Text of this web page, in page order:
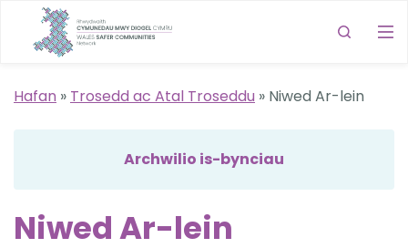
Hafan » Trosedd ac Atal Troseddu » Niwed Ar-lein
Archwilio is-bynciau
Niwed Ar-lein